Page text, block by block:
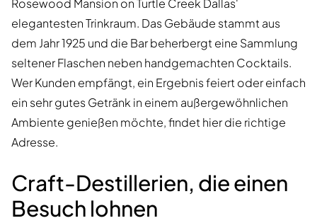
Rosewood Mansion on Turtle Creek Dallas'
elegantesten Trinkraum. Das Gebäude stammt aus
dem Jahr 1925 und die Bar beherbergt eine Sammlung
seltener Flaschen neben handgemachten Cocktails.
Wer Kunden empfängt, ein Ergebnis feiert oder einfach
ein sehr gutes Getränk in einem außergewöhnlichen
Ambiente genießen möchte, findet hier die richtige
Adresse.
Craft-Destillerien, die einen
Besuch lohnen